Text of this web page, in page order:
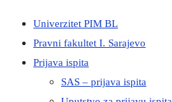
search
Univerzitet PIM BL
Pravni fakultet I. Sarajevo
Prijava ispita
SAS – prijava ispita